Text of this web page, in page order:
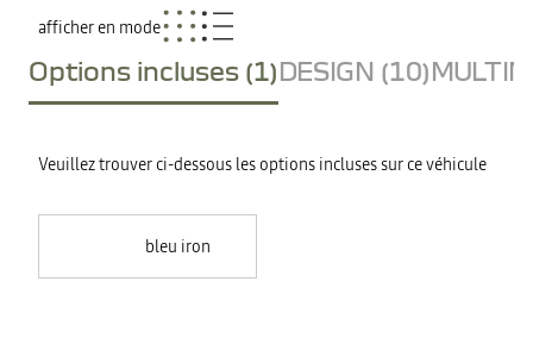
afficher en mode
Options incluses (1)DESIGN (10)
Veuillez trouver ci-dessous les options incluses sur ce véhicule
bleu iron